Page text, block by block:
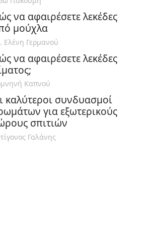
να αφαιρέσετε λεκέδες
μούχλα
Ελένη Γερμανού
να αφαιρέσετε λεκέδες
Καπνού
καλύτεροι συνδυασμοί
για εξωτερικούς
σπιτιών
Γαλάνης